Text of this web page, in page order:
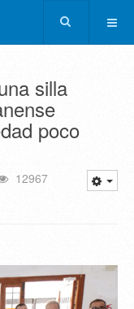
silla
poco
12967